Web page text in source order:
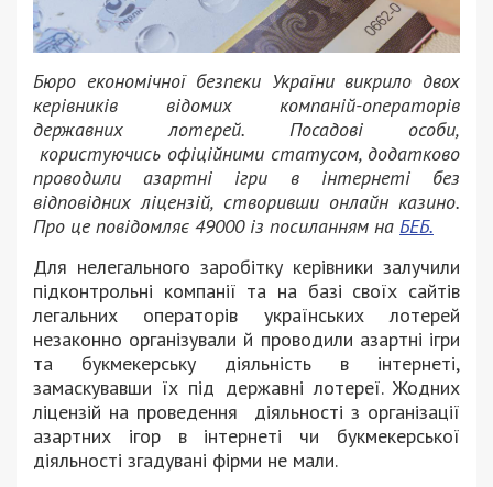
Бюро економічної безпеки України викрило двох
керівників відомих компаній-операторів
державних лотерей. Посадові особи,
користуючись офіційними статусом, додатково
проводили азартні ігри в інтернеті без
відповідних ліцензій, створивши онлайн казино.
Про це повідомляє 49000 із посиланням на БЕБ.
Для нелегального заробітку керівники залучили
підконтрольні компанії та на базі своїх сайтів
легальних операторів українських лотерей
незаконно організували й проводили азартні ігри
та букмекерську діяльність в інтернеті,
замаскувавши їх під державні лотереї. Жодних
ліцензій на проведення діяльності з організації
азартних ігор в інтернеті чи букмекерської
діяльності згадувані фірми не мали.